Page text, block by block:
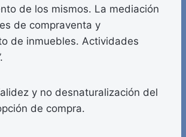
de los mismos. La mediación
de compraventa y
de inmuebles. Actividades
y no desnaturalización del
de compra.